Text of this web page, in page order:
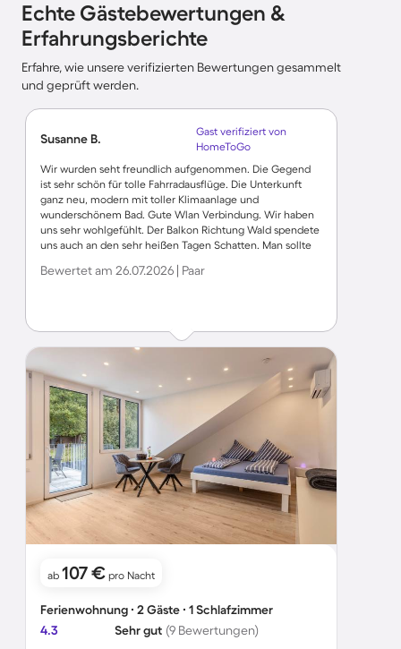
Echte Gästebewertungen &
Erfahrungsberichte
Erfahre, wie unsere verifizierten Bewertungen gesammelt
und geprüft werden.
Susanne B.
Gast verifiziert von
HomeToGo
Wir wurden seht freundlich aufgenommen. Die Gegend
ist sehr schön für tolle Fahrradausflüge. Die Unterkunft
ganz neu, modern mit toller Klimaanlage und
wunderschönem Bad. Gute Wlan Verbindung. Wir haben
uns sehr wohlgefühlt. Der Balkon Richtung Wald spendete
uns auch an den sehr heißen Tagen Schatten. Man sollte
mit Schrägen s. Bild handelt.
Bewertet am 26.07.2026 | Paar
ab 107 € pro Nacht
Ferienwohnung ∙ 2 Gäste ∙ 1 Schlafzimmer
4.3
Sehr gut (9 Bewertungen)